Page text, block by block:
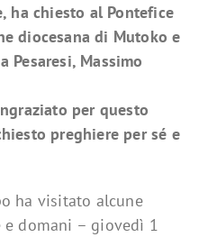
ha chiesto al Pontefice
diocesana di Mutoko e
Pesaresi, Massimo
per questo
preghiere per sé e
ha visitato alcune
domani – giovedì 1